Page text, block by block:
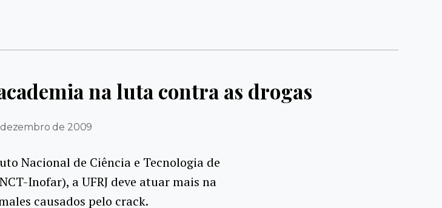
na luta contra as drogas
de 2009
Nacional de Ciência e Tecnologia de
Inofar), a UFRJ deve atuar mais na
causados pelo crack.